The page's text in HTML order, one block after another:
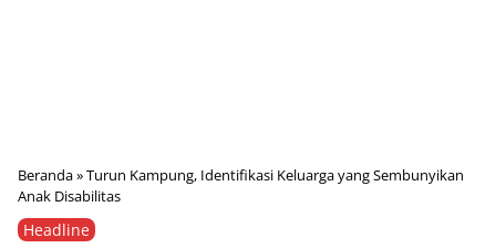
Beranda»Turun Kampung, Identifikasi Keluarga yang Sembunyikan
Anak Disabilitas
Headline